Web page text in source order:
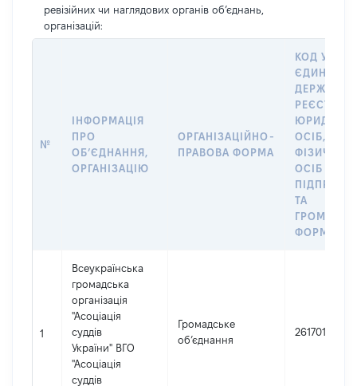
ревізійних чи наглядових органів об’єднань,
організацій:
№
ІНФОРМАЦІЯ
ПРО
ОБʼЄДНАННЯ,
ОРГАНІЗАЦІЮ
ОРГАНІЗАЦІЙНО-
ПРАВОВА ФОРМА
КОД У
ЄДИНОМУ
РЕЄСТРІ
ОСІБ,
ФІЗИЧНИХ
ОСІБ –
ТА
1
Всеукраїнська
громадська
організація
"Асоціація
суддів
України" ВГО
"Асоціація
суддів
Громадське
об’єднання
26170188